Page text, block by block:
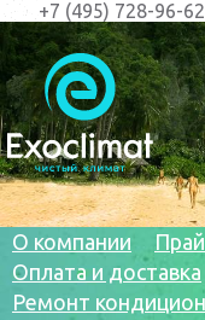
+7 (495) 728-96-62
О компании
Оплата и доставка
Ремонт